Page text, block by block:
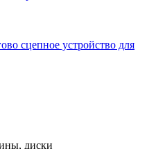
сцепное устройство для
диски